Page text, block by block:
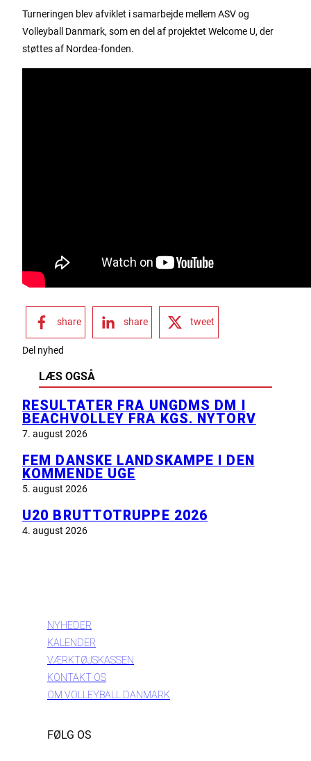
Turneringen blev afviklet i samarbejde mellem ASV og
Volleyball Danmark, som en del af projektet Welcome U, der
støttes af Nordea-fonden.
share share tweet
Del nyhed
LÆS OGSÅ
RESULTATER FRA UNGDMS DM I
BEACHVOLLEY FRA KGS. NYTORV
7. august 2026
FEM DANSKE LANDSKAMPE I DEN
KOMMENDE UGE
5. august 2026
U20 BRUTTOTRUPPE 2026
4. august 2026
NYHEDER
KALENDER
VÆRKTØJSKASSEN
KONTAKT OS
OM VOLLEYBALL DANMARK
FØLG OS